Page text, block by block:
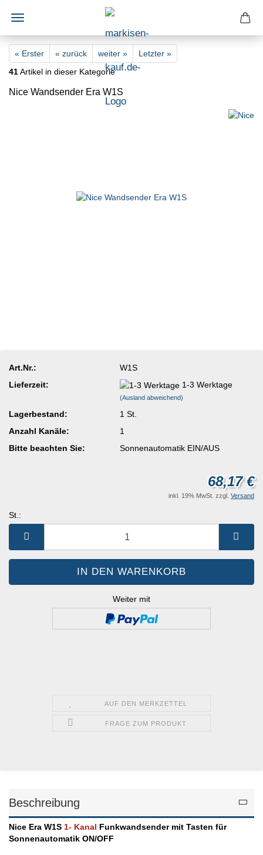
« Erster « zurück weiter »
Letzter »
41Artikel in dieser Kategorie
Nice Wandsender Era W1S
Art.Nr.:
W1S
Lieferzeit:
1-3 Werktage
(Ausland abweichend)
Lagerbestand: 1St.
Anzahl Kanäle:
1
Bitte beachten Sie:
Sonnenautomatik EIN/AUS
68,17 €
inkl. 19% MwSt. zzgl. Versand
St.:
Weiter mit
AUF DEN MERKZETTEL
FRAGE ZUM PRODUKT
Beschreibung
Nice Era W1S 1- Kanal Funkwandsender mit Tasten für
Sonnenautomatik ON/OFF